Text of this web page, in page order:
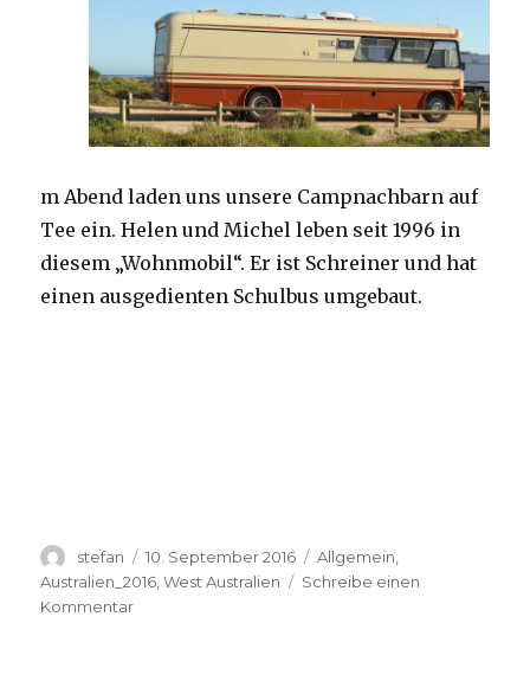
m Abend laden uns unsere Campnachbarn auf
Tee ein. Helen und Michel leben seit 1996 in
diesem „Wohnmobil“. Er ist Schreiner und hat
einen ausgedienten Schulbus umgebaut.
Autor
stefan
Veröffentlicht
am
10. September 2016 Kategorien
Allgemein
Australien_2016 ,West Australien
Schreibe einen
Kommentarzu